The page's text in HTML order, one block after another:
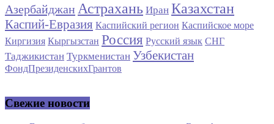
Азербайджан Астрахань Иран Казахстан
Каспий-Евразия Каспийский регион Каспийское море
Киргизия Кыргызстан Россия Русский язык СНГ
Таджикистан Туркменистан Узбекистан
ФондПрезиденскихГрантов
Свежие новости